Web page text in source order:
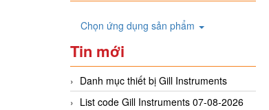
Chọn ứng dụng sản phẩm
Tin mới
Danh mục thiết bị Gill Instruments
List code Gill Instruments 07-08-2026